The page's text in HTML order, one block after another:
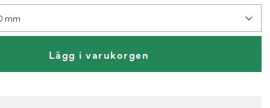
mm
Lägg i varukorgen